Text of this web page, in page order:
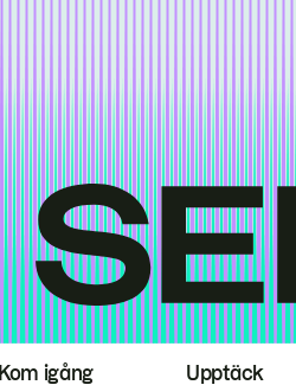
Kom igång Upptäck